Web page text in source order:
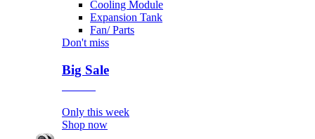
Cooling Module
Expansion Tank
Fan/ Parts
Don't miss
Big Sale
Only this week
Shop now